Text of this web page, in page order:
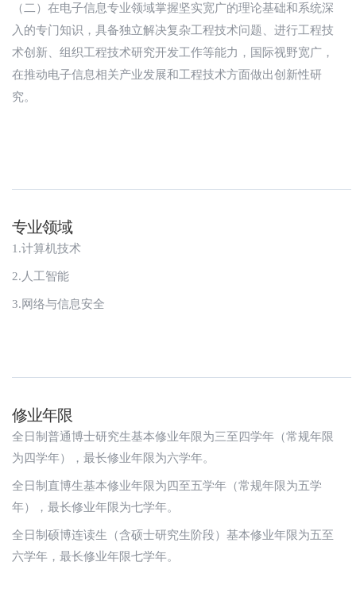
（二）在电子信息专业领域掌握坚实宽广的理论基础和系统深
入的专门知识，具备独立解决复杂工程技术问题、进行工程技
术创新、组织工程技术研究开发工作等能力，国际视野宽广，
在推动电子信息相关产业发展和工程技术方面做出创新性研
究。
专业领域
1.计算机技术
2.人工智能
3.网络与信息安全
修业年限
全日制普通博士研究生基本修业年限为三至四学年（常规年限
为四学年），最长修业年限为六学年。
全日制直博生基本修业年限为四至五学年（常规年限为五学
年），最长修业年限为七学年。
全日制硕博连读生（含硕士研究生阶段）基本修业年限为五至
六学年，最长修业年限七学年。